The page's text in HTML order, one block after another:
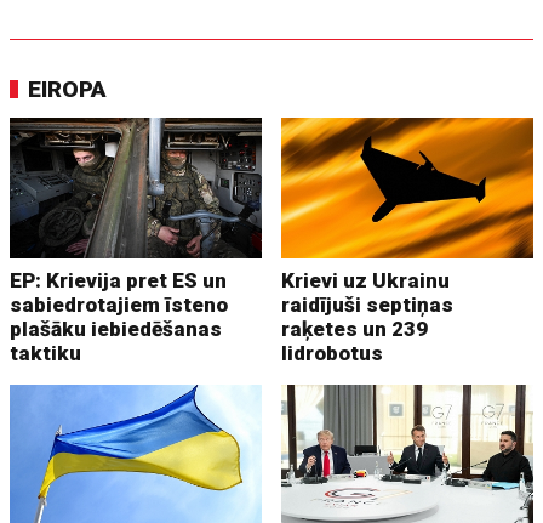
EIROPA
EP: Krievija pret ES un
sabiedrotajiem īsteno
plašāku iebiedēšanas
taktiku
Krievi uz Ukrainu
raidījuši septiņas
raķetes un 239
lidrobotus